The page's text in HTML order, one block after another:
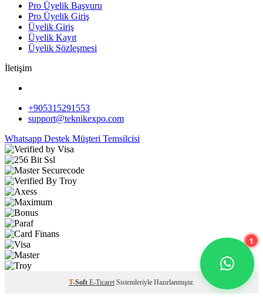
1
Pro Üyelik Başvuru
Pro Üyelik Giriş
Üyelik Giriş
Üyelik Kayıt
Üyelik Sözleşmesi
İletişim
+905315291553
support@teknikexpo.com
Whatsapp Destek Müşteri Temsilcisi
T-Soft E-Ticaret Sistemleriyle Hazırlanmıştır.